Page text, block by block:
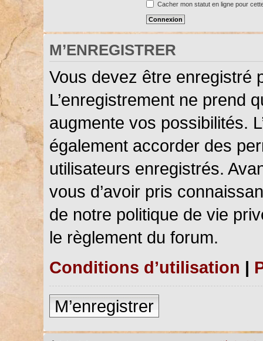
Cacher mon statut en ligne pour
M’ENREGISTRER
Vous devez être enregistré
L’enregistrement ne prend
augmente vos possibilités.
également accorder des
utilisateurs enregistrés.
vous d’avoir pris
de notre politique de vie
le règlement du forum.
Conditions d’utilisation |
M’enregistrer